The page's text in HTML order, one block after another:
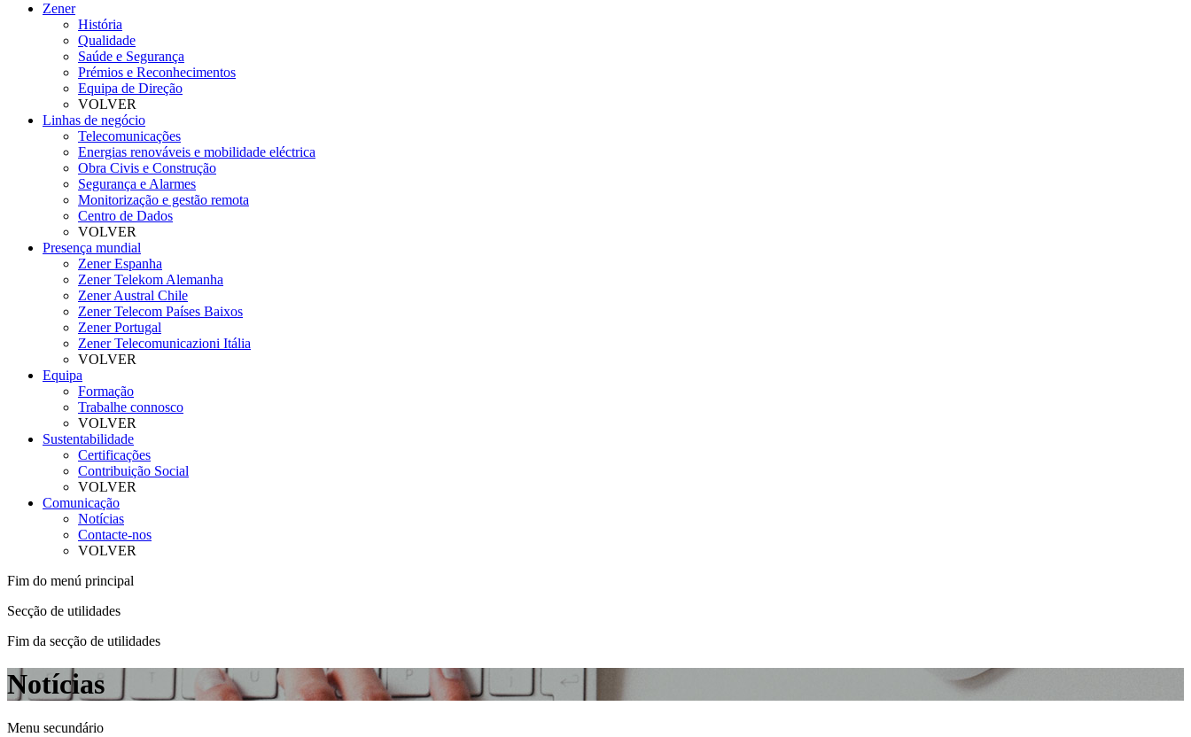
Zener
História
Qualidade
Saúde e Segurança
Prémios e Reconhecimentos
Equipa de Direção
VOLVER
Linhas de negócio
Telecomunicações
Energias renováveis e mobilidade eléctrica
Obra Civis e Construção
Segurança e Alarmes
Monitorização e gestão remota
Centro de Dados
VOLVER
Presença mundial
Zener Espanha
Zener Telekom Alemanha
Zener Austral Chile
Zener Telecom Países Baixos
Zener Portugal
Zener Telecomunicazioni Itália
VOLVER
Equipa
Formação
Trabalhe connosco
VOLVER
Sustentabilidade
Certificações
Contribuição Social
VOLVER
Comunicação
Notícias
Contacte-nos
VOLVER
Fim do menú principal
Secção de utilidades
Fim da secção de utilidades
Notícias
Menu secundário